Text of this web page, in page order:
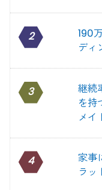
2
190
ディ
3
継続
を持
メイ
4
家事
ラッ